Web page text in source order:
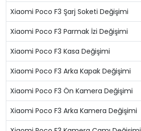
Xiaomi Poco F3 Şarj Soketi Değişimi
Xiaomi Poco F3 Parmak İzi Değişimi
Xiaomi Poco F3 Kasa Değişimi
Xiaomi Poco F3 Arka Kapak Değişimi
Xiaomi Poco F3 Ön Kamera Değişimi
Xiaomi Poco F3 Arka Kamera Değişimi